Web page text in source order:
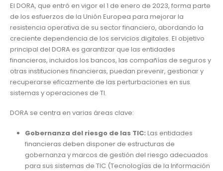
El DORA, que entró en vigor el 1 de enero de 2023, forma parte
de los esfuerzos de la Unión Europea para mejorar la
resistencia operativa de su sector financiero, abordando la
creciente dependencia de los servicios digitales. El objetivo
principal del DORA es garantizar que las entidades
financieras, incluidos los bancos, las compañías de seguros y
otras instituciones financieras, puedan prevenir, gestionar y
recuperarse eficazmente de las perturbaciones en sus
sistemas y operaciones de TI.
DORA se centra en varias áreas clave:
Gobernanza del riesgo de las TIC: Las entidades
financieras deben disponer de estructuras de
gobernanza y marcos de gestión del riesgo adecuados
para sus sistemas de TIC (Tecnologías de la Información